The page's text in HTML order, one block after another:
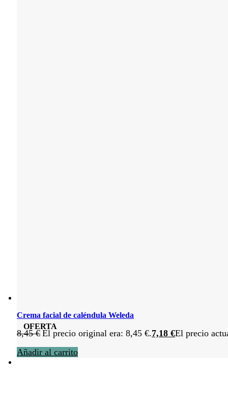
OFERTA
Crema facial de caléndula Weleda
8,45€ El precio original era: 8,45 €.7,18 €El precio
Añadir al carrito